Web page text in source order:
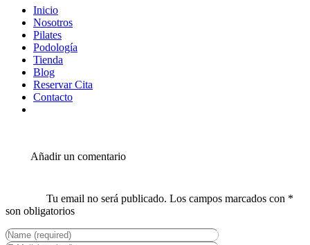
Inicio
Nosotros
Pilates
Podología
Tienda
Blog
Reservar Cita
Contacto